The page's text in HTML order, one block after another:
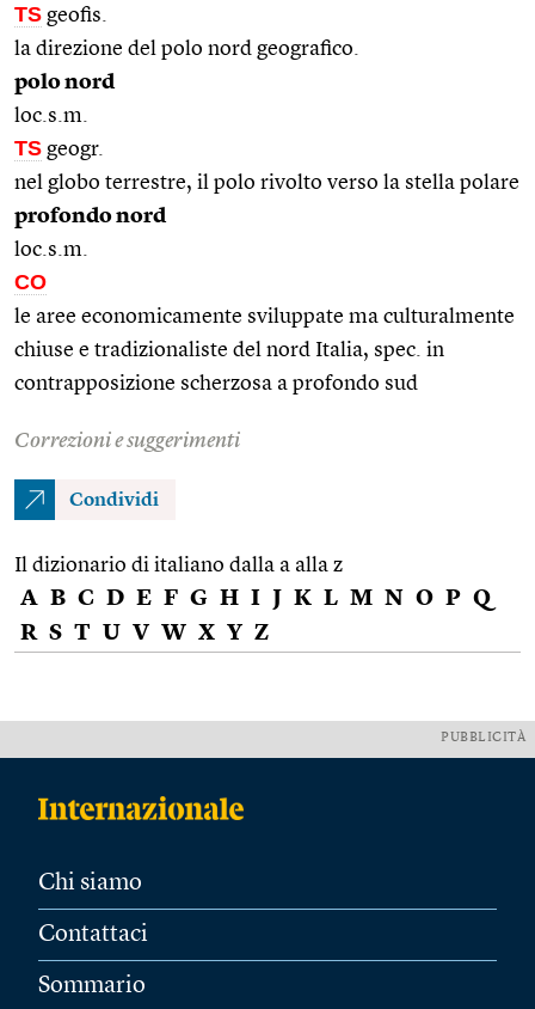
TS geofis.
la direzione del polo nord geografico.
polo nord
loc.s.m.
TS geogr.
nel globo terrestre, il polo rivolto verso la stella polare
profondo nord
loc.s.m.
CO
le aree economicamente sviluppate ma culturalmente
chiuse e tradizionaliste del nord Italia, spec. in
contrapposizione scherzosa a profondo sud
Correzioni e suggerimenti
Condividi
Il dizionario di italiano dalla a alla z
A B C D E F G H I J K L M N O P Q
R S T U V W X Y Z
PUBBLICITÀ
Chi siamo
Contattaci
Sommario